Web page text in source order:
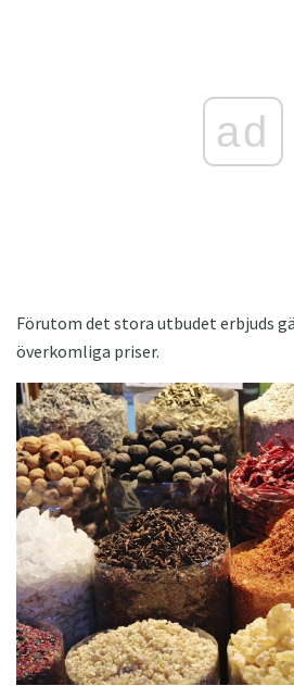
ad
Förutom det stora utbudet erbjuds
överkomliga priser.